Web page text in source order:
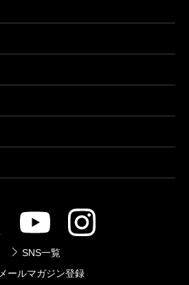
SNS一覧
メールマガジン登録